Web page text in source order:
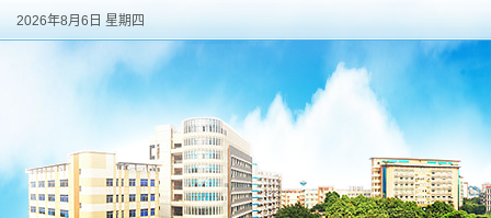
2026年8月6日 星期四